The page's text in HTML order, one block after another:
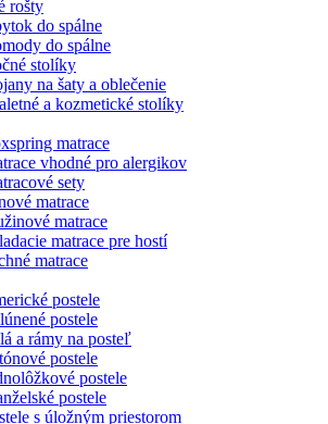
rošty
do spálne
do spálne
stolíky
na šaty a oblečenie
a kozmetické stolíky
matrace
vhodné pro alergikov
sety
matrace
matrace
matrace pre hostí
matrace
postele
postele
a rámy na posteľ
postele
postele
postele
s úložným priestorom